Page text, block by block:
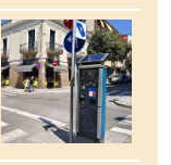
Image